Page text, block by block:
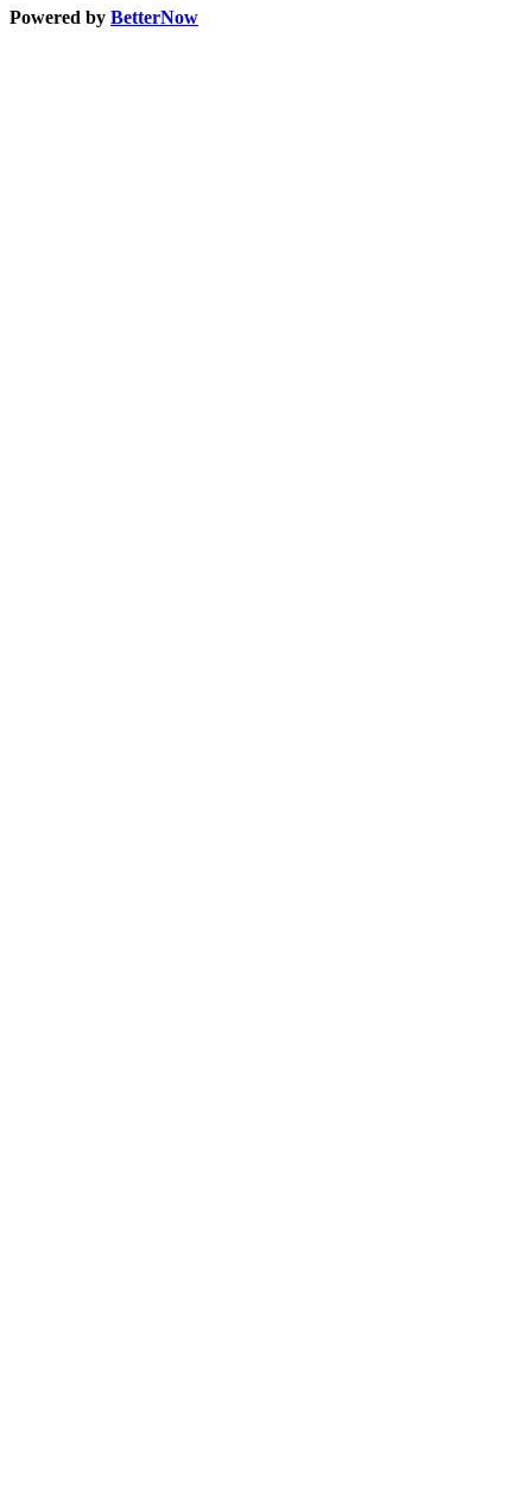
Powered by BetterNow